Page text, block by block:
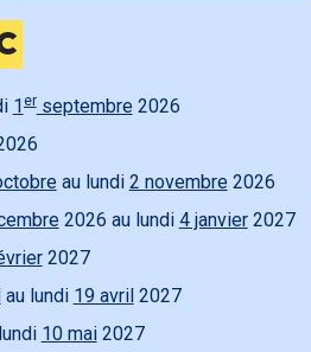
1 erseptembre 2026
au lundi 2 novembre 2026
2026 au lundi 4 janvier2027
2027
au lundi 19 avril 2027
10 mai2027